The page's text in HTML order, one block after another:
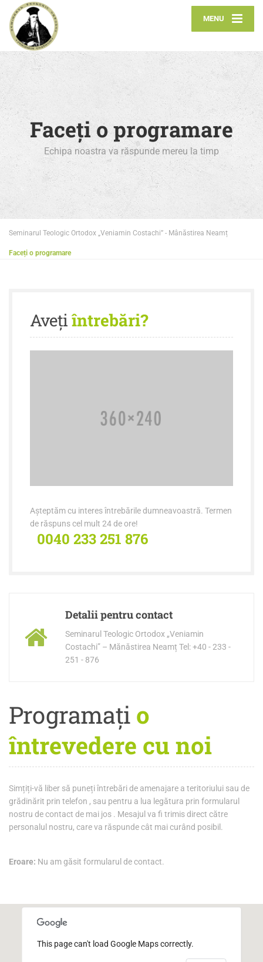
MENU
Faceți o programare
Echipa noastra va răspunde mereu la timp
Seminarul Teologic Ortodox „Veniamin Costachi” - Mânăstirea Neamț
Faceți o programare
Avețiîntrebări?
Așteptăm cu interes întrebările dumneavoastră. Termen
de răspuns cel mult 24 de ore!
0040 233 251 876
Detalii pentru contact
Seminarul Teologic Ortodox „Veniamin
Costachi” – Mănăstirea Neamț Tel: +40 - 233 -
251 - 876
Programați o
întrevedere cu noi
Simțiți-vă liber să puneți întrebări de amenajare a teritoriului sau de
grădinărit prin telefon , sau pentru a lua legătura prin formularul
nostru de contact de mai jos . Mesajul va fi trimis direct către
personalul nostru, care va răspunde cât mai curând posibil.
Eroare: Nu am găsit formularul de contact.
This page can't load Google Maps correctly.